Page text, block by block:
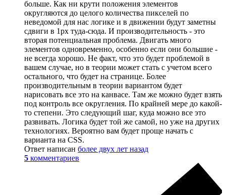
больше. Как ни крути положения элементов
округляются до целого количества пикселей по
неведомой для нас логике и в движении будут заметны
сдвиги в 1px туда-сюда. И производительность - это
вторая потенциальная проблема. Двигать много
элементов одновременно, особенно если они большие -
не всегда хорошо. Не факт, что это будет проблемой в
вашем случае, но в теории может стать с учетом всего
остального, что будет на странице. Более
производительным в теории вариантом будет
нарисовать все это на канвасе. Там же можно будет взять
под контроль все округления. По крайней мере до какой-
то степени. Это следующий шаг, куда можно все это
развивать. Логика будет той же самой, но уже на других
технологиях. Вероятно вам будет проще начать с
варианта на CSS.
Ответ написан более двух лет назад
5 комментариев